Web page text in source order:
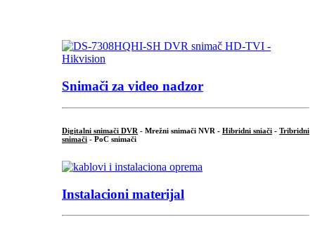
Snimači za video nadzor
Digitalni snimači DVR - Mrežni snimači NVR - Hibridni sniači - Tribridni
snimači - PoC snimači
Instalacioni materijal